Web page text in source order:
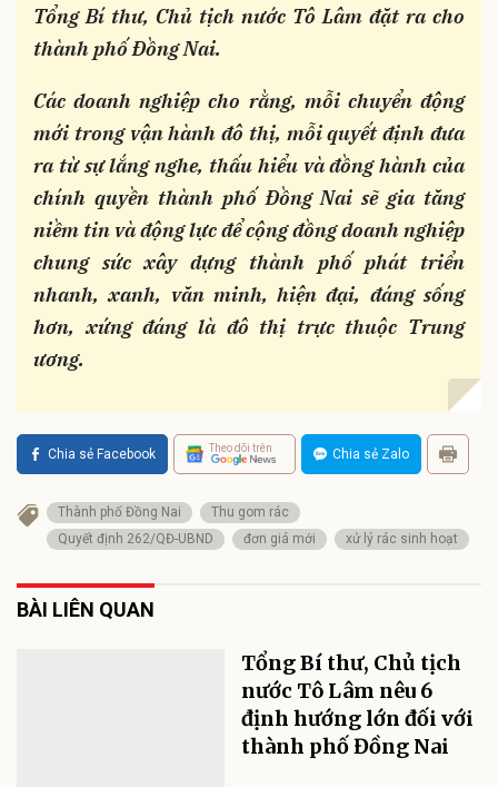
Tổng Bí thư, Chủ tịch nước Tô Lâm đặt ra cho
thành phố Đồng Nai.
Các doanh nghiệp cho rằng, mỗi chuyển động
mới trong vận hành đô thị, mỗi quyết định đưa
ra từ sự lắng nghe, thấu hiểu và đồng hành của
chính quyền thành phố Đồng Nai sẽ gia tăng
niềm tin và động lực để cộng đồng doanh nghiệp
chung sức xây dựng thành phố phát triển
nhanh,xanh, văn minh, hiện đại, đáng sống
hơn,xứng đáng là đô thị trực thuộc Trung
ương.
Chia sẻ Facebook Theo dõi trên Chia sẻ Zalo
Thành phố Đồng Nai
Thu gom rác
Quyết định 262/QĐ-UBND
đơn giá mới xử lý rác sinh hoạt
BÀI LIÊN QUAN
Tổng Bí thư, Chủ tịch
nước Tô Lâm nêu 6
định hướng lớn đối với
thành phố Đồng Nai